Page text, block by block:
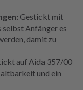
Gestickt mit
selbst Anfänger es
damit zu
auf Aida 357/00
und ein